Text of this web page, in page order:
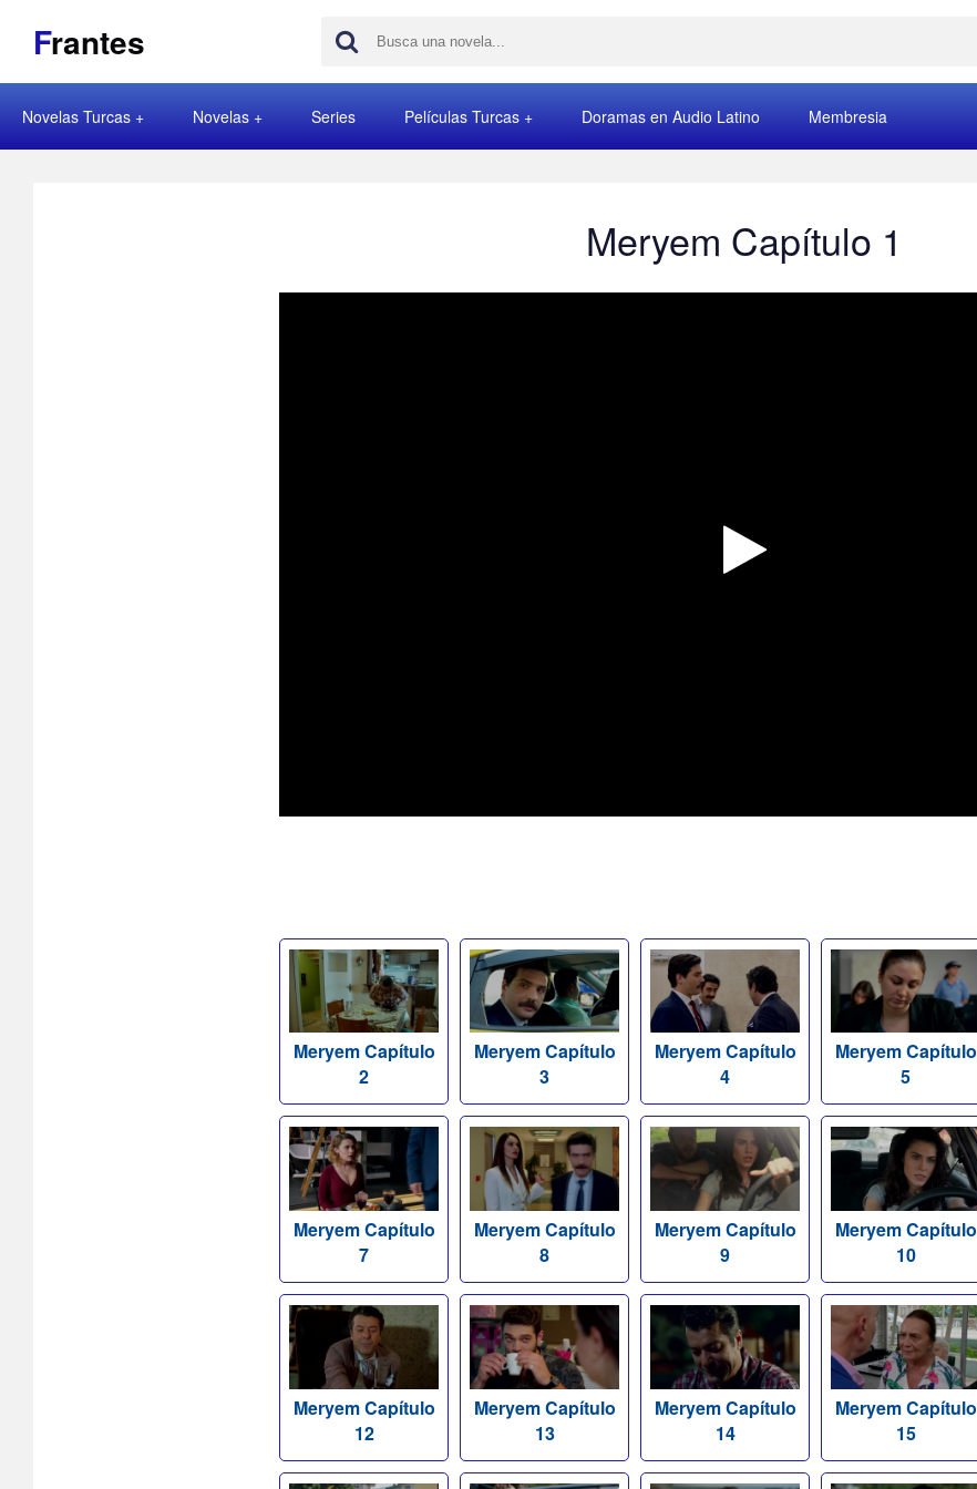
Frantes
Novelas Turcas Novelas Series Películas Turcas Doramas en Audio Latino Membresia
Meryem Capítulo 1
Meryem Capítulo
2
Meryem Capítulo
3
Meryem Capítulo
4
Meryem Capítulo
5
Meryem Capítulo
7
Meryem Capítulo
8
Meryem Capítulo
9
Meryem Capítulo
10
Meryem Capítulo
12
Meryem Capítulo
13
Meryem Capítulo
14
Meryem Capítulo
15